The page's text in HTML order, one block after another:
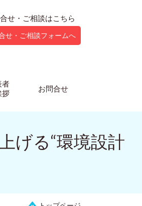
せ・ご相談はこちら
せ・ご相談フォームへ
者
拶
お問合せ
げる“環境設計